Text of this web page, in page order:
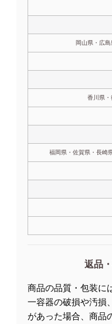
岡山県・広
香川県
福岡県・佐賀県・長崎
返品
商品の品質・包装に
一容器の破損や汚損
があった場合、商品